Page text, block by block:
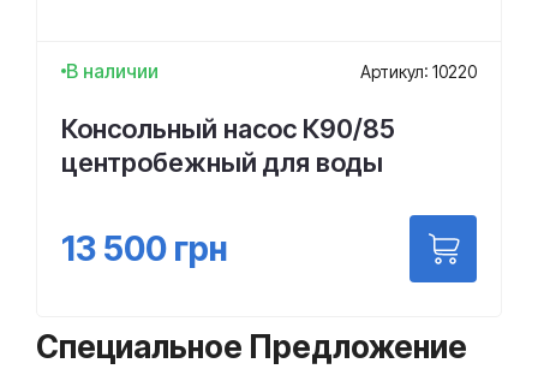
В наличии Артикул: 10220
Консольный насос К90/85
центробежный для воды
13 500 грн
Специальное Предложение